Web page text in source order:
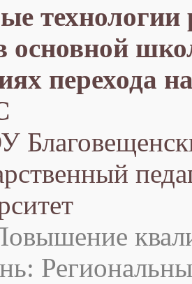
технологии
перехода